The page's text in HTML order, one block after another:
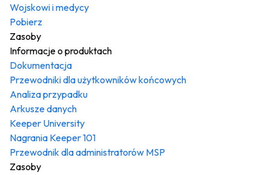
Wojskowi i medycy
Pobierz
Zasoby
Informacje o produktach
Dokumentacja
Przewodniki dla użytkowników końcowych
Analiza przypadku
Arkusze danych
Keeper University
Nagrania Keeper 101
Przewodnik dla administratorów MSP
Zasoby